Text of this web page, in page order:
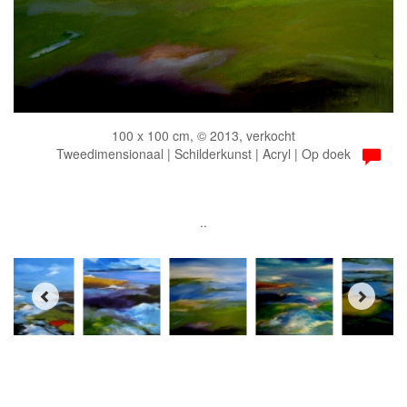
100 x 100 cm, © 2013, verkocht
Tweedimensionaal | Schilderkunst | Acryl | Op doek
..